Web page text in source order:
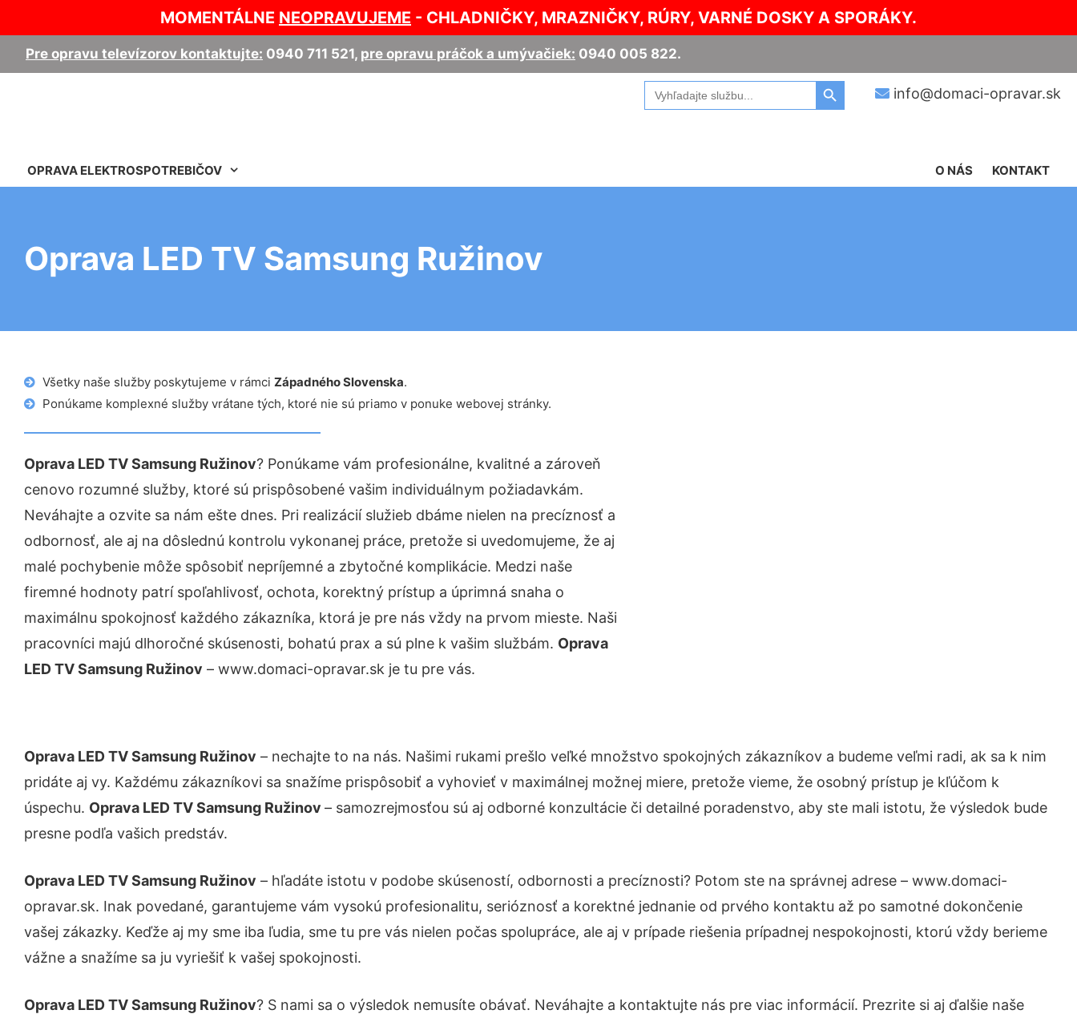
MOMENTÁLNE NEOPRAVUJEME - CHLADNIČKY, MRAZNIČKY, RÚRY, VARNÉ DOSKY A SPORÁKY.
Pre opravu televízorov kontaktujte: 0940 711 521, pre opravu práčok a umývačiek: 0940 005 822.
info@domaci-opravar.sk
Search
for:
Search Button
OPRAVA ELEKTROSPOTREBIČOV KONTAKT
O NÁS
Oprava LED TV Samsung Ružinov
Všetky naše služby poskytujeme v rámci Západného Slovenska.
Ponúkame komplexné služby vrátane tých, ktoré nie sú priamo v ponuke webovej stránky.
Oprava LED TV Samsung Ružinov? Ponúkame vám profesionálne, kvalitné a zároveň
cenovo rozumné služby, ktoré sú prispôsobené vašim individuálnym požiadavkám.
Neváhajte a ozvite sa nám ešte dnes. Pri realizácií služieb dbáme nielen na precíznosť a
odbornosť, ale aj na dôslednú kontrolu vykonanej práce, pretože si uvedomujeme, že aj
malé pochybenie môže spôsobiť nepríjemné a zbytočné komplikácie. Medzi naše
firemné hodnoty patrí spoľahlivosť, ochota, korektný prístup a úprimná snaha o
maximálnu spokojnosť každého zákazníka, ktorá je pre nás vždy na prvom mieste. Naši
pracovníci majú dlhoročné skúsenosti, bohatú prax a sú plne k vašim službám. Oprava
LED TV Samsung Ružinov – www.domaci-opravar.sk je tu pre vás.
Oprava LED TV Samsung Ružinov – nechajte to na nás. Našimi rukami prešlo veľké množstvo spokojných zákazníkov a budeme veľmi radi, ak sa k nim
pridáte aj vy. Každému zákazníkovi sa snažíme prispôsobiť a vyhovieť v maximálnej možnej miere, pretože vieme, že osobný prístup je kľúčom k
úspechu. Oprava LED TV Samsung Ružinov – samozrejmosťou sú aj odborné konzultácie či detailné poradenstvo, aby ste mali istotu, že výsledok bude
presne podľa vašich predstáv.
Oprava LED TV Samsung Ružinov – hľadáte istotu v podobe skúseností, odbornosti a precíznosti? Potom ste na správnej adrese – www.domaci-
opravar.sk. Inak povedané, garantujeme vám vysokú profesionalitu, serióznosť a korektné jednanie od prvého kontaktu až po samotné dokončenie
vašej zákazky. Keďže aj my sme iba ľudia, sme tu pre vás nielen počas spolupráce, ale aj v prípade riešenia prípadnej nespokojnosti, ktorú vždy berieme
vážne a snažíme sa ju vyriešiť k vašej spokojnosti.
Oprava LED TV Samsung Ružinov? S nami sa o výsledok nemusíte obávať. Neváhajte a kontaktujte nás pre viac informácií. Prezrite si aj ďalšie naše